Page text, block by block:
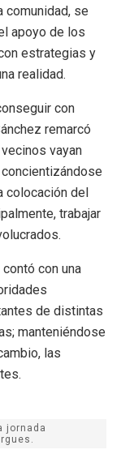
comunidad, se
apoyo de los
estrategias y
realidad.
con
remarcó
vayan
colocación del
trabajar
con una
de distintas
manteniéndose
las
jornada